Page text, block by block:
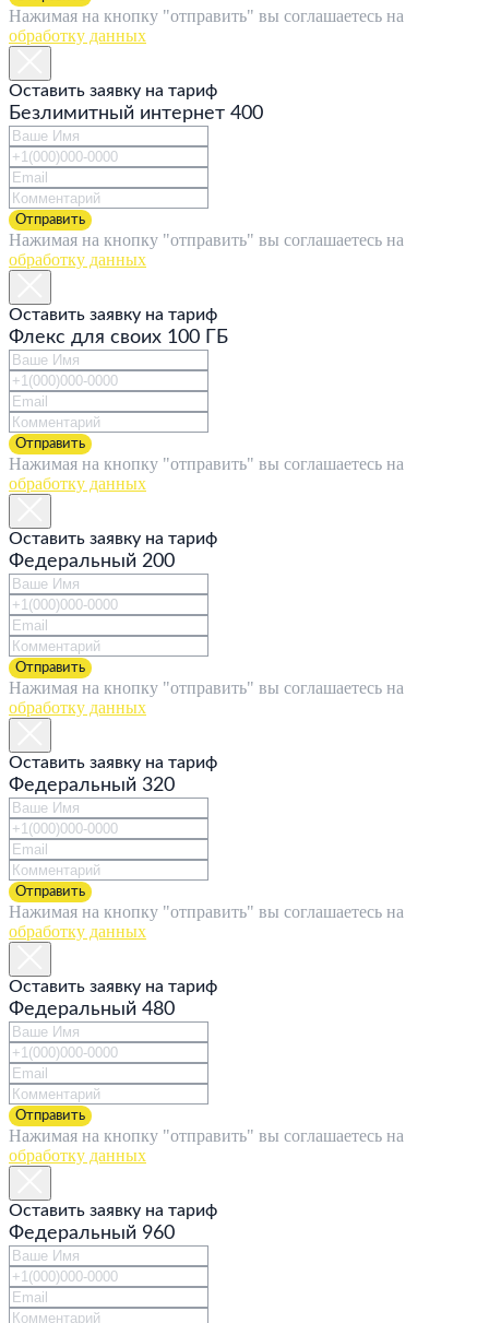
Нажимая на кнопку "отправить" вы соглашаетесь на
обработку данных
Оставить заявку на тариф
Безлимитный интернет 400
Отправить
Нажимая на кнопку "отправить" вы соглашаетесь на
обработку данных
Оставить заявку на тариф
Флекс для своих 100 ГБ
Отправить
Нажимая на кнопку "отправить" вы соглашаетесь на
обработку данных
Оставить заявку на тариф
Федеральный 200
Отправить
Нажимая на кнопку "отправить" вы соглашаетесь на
обработку данных
Оставить заявку на тариф
Федеральный 320
Отправить
Нажимая на кнопку "отправить" вы соглашаетесь на
обработку данных
Оставить заявку на тариф
Федеральный 480
Отправить
Нажимая на кнопку "отправить" вы соглашаетесь на
обработку данных
Оставить заявку на тариф
Федеральный 960